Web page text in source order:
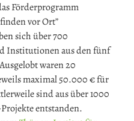
Förderprogramm
vor Ort”
sich über 700
Institutionen aus den fünf
waren 20
maximal 50.000 € für
sind aus über 1000
entstanden.